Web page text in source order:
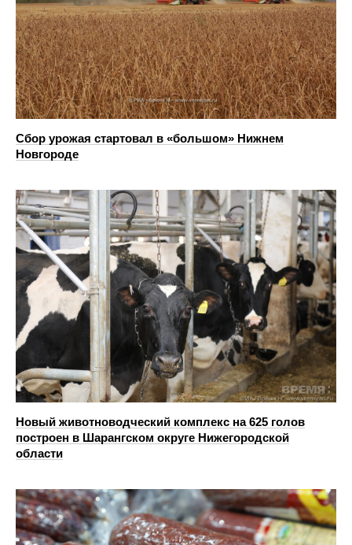
Сбор урожая стартовал в «большом» Нижнем
Новгороде
Новый животноводческий комплекс на 625 голов
построен в Шарангском округе Нижегородской
области